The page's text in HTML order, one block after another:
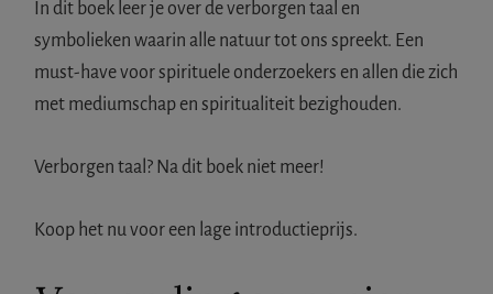
was:
€17,95.
is:
€9,95.
In dit boek leer je over de verborgen taal en
symbolieken waarin alle natuur tot ons spreekt. Een
must-have voor spirituele onderzoekers en allen die zich
met mediumschap en spiritualiteit bezighouden.
Verborgen taal? Na dit boek niet meer!
Koop het nu voor een lage introductieprijs.